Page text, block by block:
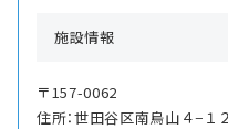
施設情報
〒157-0062
住所：世田谷区南烏山４−